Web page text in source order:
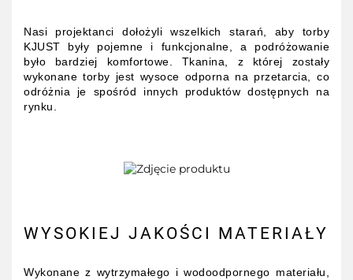
Nasi projektanci dołożyli wszelkich starań, aby torby
KJUST były pojemne i funkcjonalne, a podróżowanie
było bardziej komfortowe. Tkanina, z której zostały
wykonane torby jest wysoce odporna na przetarcia, co
odróżnia je spośród innych produktów dostępnych na
rynku.
WYSOKIEJ JAKOŚCI MATERIAŁY
Wykonane z wytrzymałego i wodoodpornego materiału,